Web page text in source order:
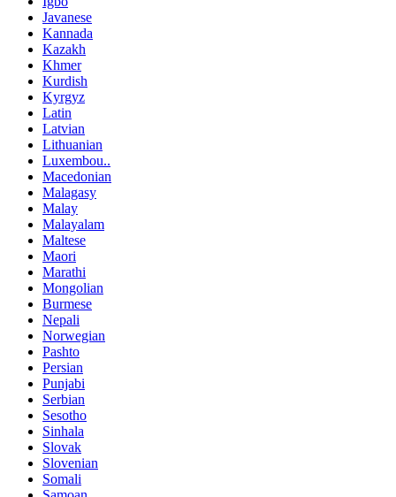
Javanese
Kannada
Kazakh
Khmer
Kurdish
Kyrgyz
Latin
Latvian
Lithuanian
Luxembou..
Macedonian
Malagasy
Malay
Malayalam
Maltese
Maori
Marathi
Mongolian
Burmese
Nepali
Norwegian
Pashto
Persian
Punjabi
Serbian
Sesotho
Sinhala
Slovak
Slovenian
Somali